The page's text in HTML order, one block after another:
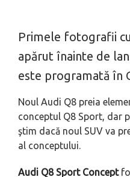
Primele fotografii
apărut înainte de
este programată în
Noul Audi Q8 preia
conceptul Q8 Sport, dar
ştim dacă noul SUV va
al conceptului.
Audi Q8 Sport Concept